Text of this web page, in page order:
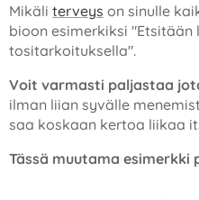
Mikäli terveys on sinulle
bioon esimerkiksi "Etsitään
tositarkoituksella".
Voit varmasti paljastaa
ilman liian syvälle
saa koskaan kertoa liikaa
Tässä muutama esimerkki